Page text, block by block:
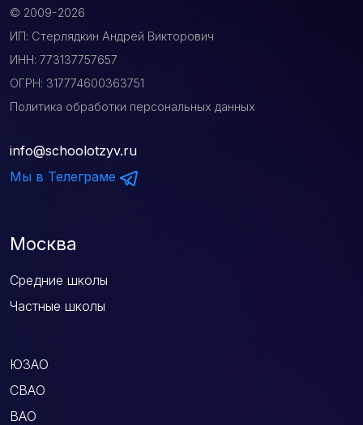
© 2009-2026
ИП: Стерлядкин Андрей Викторович
ИНН: 773137757657
ОГРН: 317774600363751
Политика обработки персональных данных
info@schoolotzyv.ru
Мы в Телеграме
Москва
Средние школы
Частные школы
ЮЗАО
СВАО
ВАО